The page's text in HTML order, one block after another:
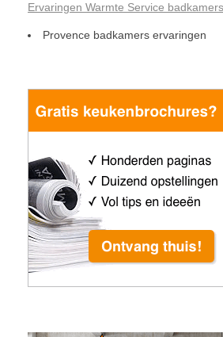
Ervaringen Warmte Service badkamers
Provence badkamers ervaringen